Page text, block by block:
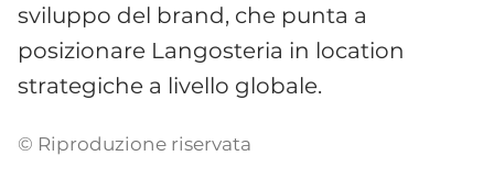
sviluppo del brand, che punta a
posizionare Langosteria in location
strategiche a livello globale.
© Riproduzione riservata